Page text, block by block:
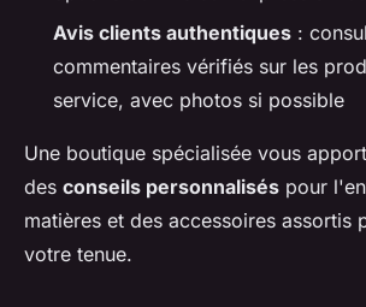
Avis clients authentiques :
commentaires vérifiés sur les
service, avec photos si possible
Une boutique spécialisée vous
des conseils personnalisés pour
matières et des accessoires assortis
votre tenue.